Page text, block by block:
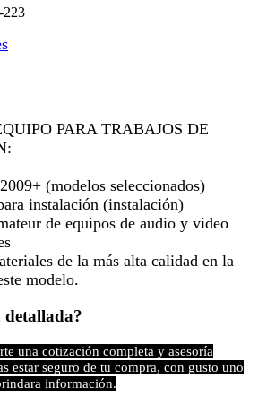
223
PARA TRABAJOS DE
(modelos seleccionados)
instalación (instalación)
de equipos de audio y video
de la más alta calidad en la
modelo.
detallada?
una cotización completa y asesoría
estar seguro de tu compra, con gusto uno
información.